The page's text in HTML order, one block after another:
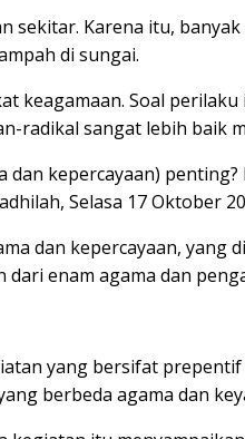
Karena itu,
di sungai.
keagamaan. Soal
radikal sangat lebih baik
kepercayaan)
Selasa 17 Oktober
dan kepercayaan, yang
dari enam agama dan
yang bersifat
berbeda agama dan